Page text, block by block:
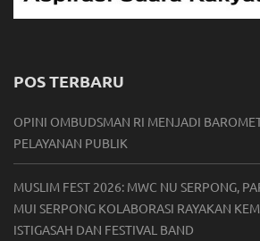
POS TERBARU
OPINI OMBUDSMAN RI MENJADI
PELAYANAN PUBLIK
MUSLIM FEST 2026: MWC NU SERPONG,
MUI SERPONG KOLABORASI RAYAKAN
ISTIGASAH DAN FESTIVAL BAND